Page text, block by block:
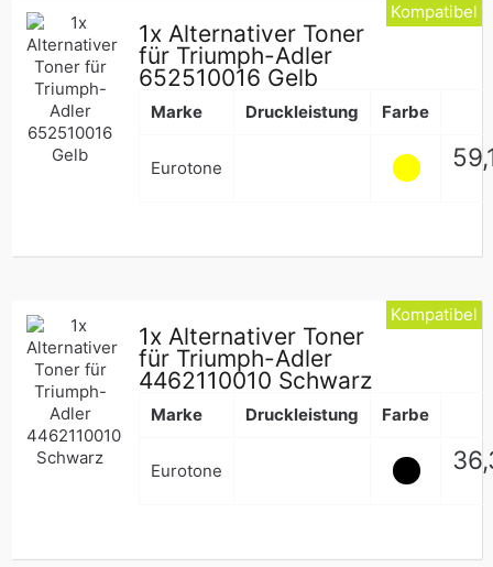
1x Alternativer Toner
für Triumph-Adler
652510016 Gelb
Marke Druckleistung Farbe
Eurotone
Kompatibel
1x Alternativer Toner
für Triumph-Adler
4462110010 Schwarz
Marke Druckleistung Farbe
Eurotone
Kompatibel